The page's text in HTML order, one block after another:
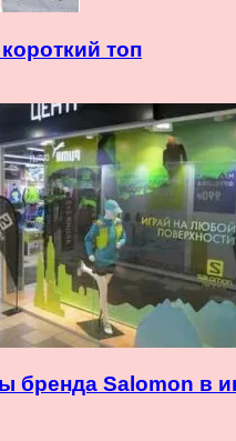
топ
бренда Salomon в